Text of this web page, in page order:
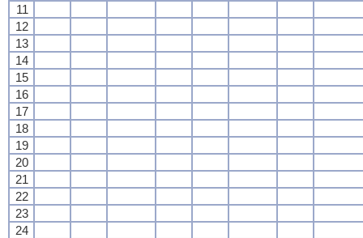
11
12
13
14
15
16
17
18
19
20
21
22
23
24